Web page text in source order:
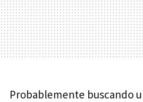
Probablemente buscando